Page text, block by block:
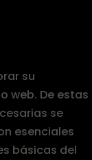
su
web. De estas
se
esenciales
básicas del